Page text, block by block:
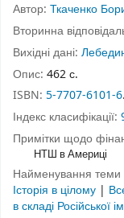
Автор: Ткаченко
Вторинна
Вихідні дані:
Опис: 462 с.
ISBN: 5-7707-6101-6.
Індекс класифікації:
Примітки щодо
НТШ в Америці
Найменування теми
Історія в цілому |
в складі Російської